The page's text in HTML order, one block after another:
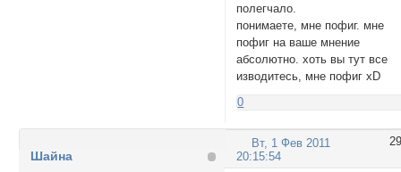
полегчало.
понимаете, мне пофиг. мне
пофиг на ваше мнение
абсолютно. хоть вы тут все
изводитесь, мне пофиг xD
0
29
Вт, 1 Фев 2011
20:15:54
Шайна